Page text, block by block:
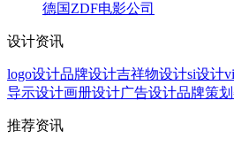
德国ZDF电影公司
设计资讯
logo设计品牌设计吉祥物设计si设计
导示设计画册设计广告设计品牌策划
推荐资讯